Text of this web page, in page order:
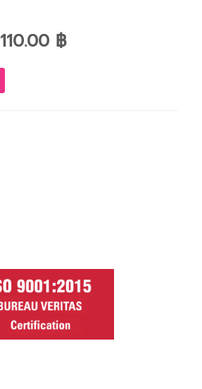
110.00 ฿